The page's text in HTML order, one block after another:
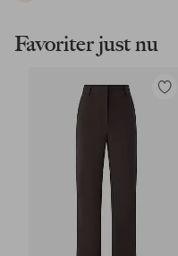
Favoriter just nu
Lägg